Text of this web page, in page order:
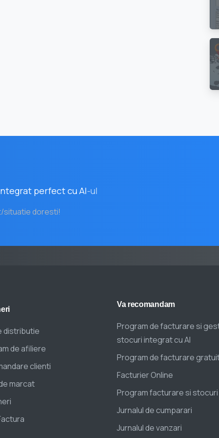
perfect cu AI-ul
situatie doresti!
distributie
de afiliere
clienti
marcat
Va recomandam
Program de facturare si
stocuri integrat cu AI
Program de facturare
Facturier Online
Program facturare si
Jurnalul de cumparari
Jurnalul de vanzari